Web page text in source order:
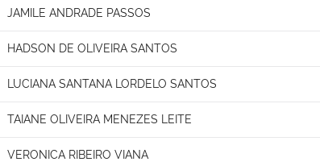
JAMILE ANDRADE PASSOS
HADSON DE OLIVEIRA SANTOS
LUCIANA SANTANA LORDELO SANTOS
TAIANE OLIVEIRA MENEZES LEITE
VERONICA RIBEIRO VIANA